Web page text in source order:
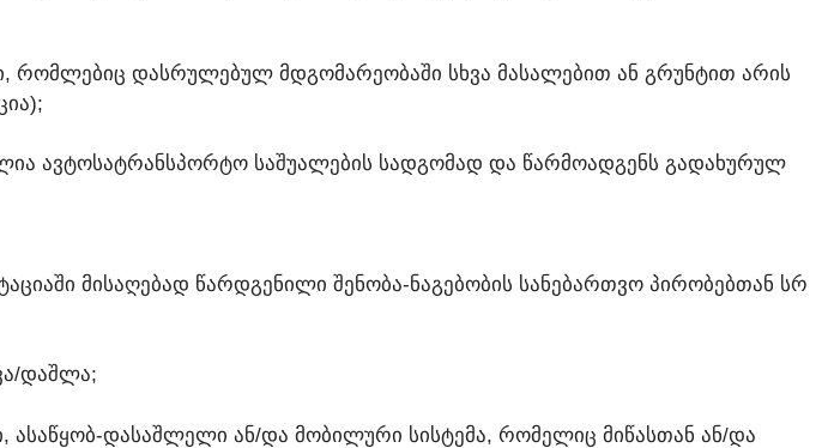
ᲠᲝᲛᲚᲔᲑᲘᲪ ᲓᲐᲡᲠᲣᲚᲔᲑᲣᲚ ᲛᲓᲒᲝᲛᲐᲠᲔᲝᲑᲐᲨᲘ ᲡᲮᲕᲐ ᲛᲐᲡᲐᲚᲔᲑᲘᲗ ᲐᲜ ᲒᲠᲣᲜᲢᲘᲗ ᲐᲠᲘᲡ
ᲐᲕᲢᲝᲡᲐᲢᲠᲐᲜᲡᲞᲝᲠᲢᲝ ᲡᲐᲨᲣᲐᲚᲔᲑᲘᲡ ᲡᲐᲓᲒᲝᲛᲐᲓ ᲓᲐ ᲬᲐᲠᲛᲝᲐᲓᲒᲔᲜᲡ ᲒᲐᲓᲐᲮᲣᲠᲣᲚ
ᲛᲘᲡᲐᲦᲔᲑᲐᲓ ᲬᲐᲠᲓᲒᲔᲜᲘᲚᲘ ᲨᲔᲜᲝᲑᲐ‑ᲜᲐᲒᲔᲑᲝᲑᲘᲡ ᲡᲐᲜᲔᲑᲐᲠᲗᲕᲝ ᲞᲘᲠᲝᲑᲔᲑᲗᲐᲜ ᲡᲠ
ᲓᲐᲨᲚᲐ;
ᲐᲡᲐᲬᲧᲝᲑ-ᲓᲐᲡᲐᲨᲚᲔᲚᲘ ᲐᲜ/ᲓᲐ ᲛᲝᲑᲘᲚᲣᲠᲘ ᲡᲘᲡᲢᲔᲛᲐ, ᲠᲝᲛᲔᲚᲘᲪ ᲛᲘᲬᲐᲡᲗᲐᲜ ᲐᲜ/ᲓᲐ